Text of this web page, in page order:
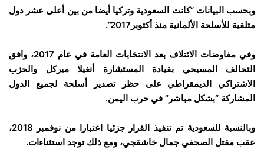
وبحسب البيانات “كانت السعودية وتركيا أيضا من بين أعلى عشر دول
متلقية للأسلحة الألمانية منذ أكتوبر2017”.
وفي مفاوضات الائتلاف بعد الانتخابات العامة في عام 2017، وافق
التحالف المسيحي بقيادة المستشارة أنغيلا ميركل والحزب
الاشتراكي الديمقراطي على حظر تصدير أسلحة لجميع الدول
المشاركة “بشكل مباشر” في حرب اليمن.
وبالنسبة للسعودية تم تنفيذ القرار جزئيا اعتبارا من نوفمبر 2018،
عقب مقتل الصحفي جمال خاشقجي، ومع ذلك توجد استثناءات.